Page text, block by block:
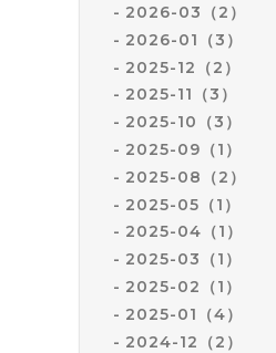
2026-03（2）
2026-01（3）
2025-12（2）
2025-11（3）
2025-10（3）
2025-09（1）
2025-08（2）
2025-05（1）
2025-04（1）
2025-03（1）
2025-02（1）
2025-01（4）
2024-12（2）